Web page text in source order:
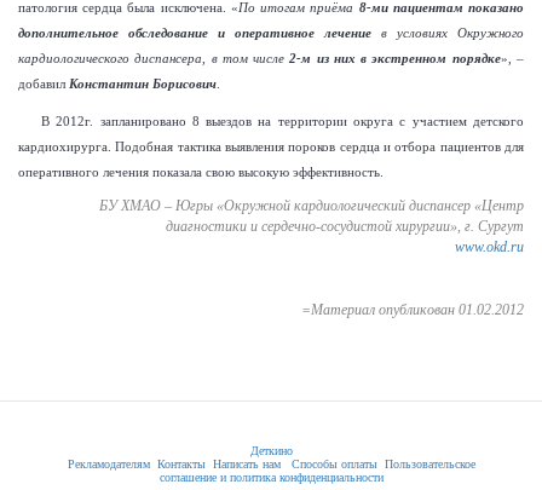
патология сердца была исключена. «По итогам приёма 8-ми пациентам показано
дополнительное обследование и оперативное лечение в условиях Окружного
кардиологического диспансера, в том числе 2-м из них в экстренном порядке», –
добавил Константин Борисович
В 2012г. запланировано 8 выездов на территории округа с участием детского
кардиохирурга. Подобная тактика выявления пороков сердца и отбора пациентов для
оперативного лечения показала свою высокую эффективность.
БУ ХМАО – Югры «Окружной кардиологический диспансер «Центр
диагностики и сердечно-сосудистой хирургии», г. Сургут
www.okd.ru
=Материал опубликован 01.02.2012
Деткино
Рекламодателям Контакты Написать нам Способы оплаты Пользовательское
соглашение и политика конфиденциальности